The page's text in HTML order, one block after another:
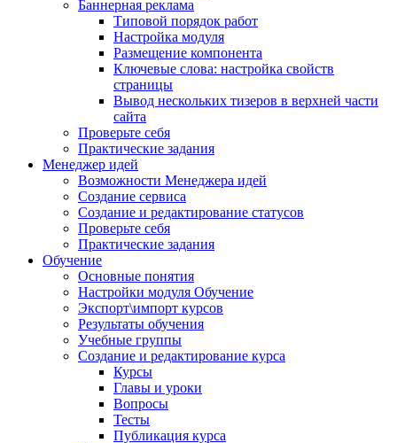
Баннерная реклама
Типовой порядок работ
Настройка модуля
Размещение компонента
Ключевые слова: настройка свойств
страницы
Вывод нескольких тизеров в верхней части
сайта
Проверьте себя
Практические задания
Менеджер идей
Возможности Менеджера идей
Создание сервиса
Создание и редактирование статусов
Проверьте себя
Практические задания
Обучение
Основные понятия
Настройки модуля Обучение
Экспорт\импорт курсов
Результаты обучения
Учебные группы
Создание и редактирование курса
Курсы
Главы и уроки
Вопросы
Тесты
Публикация курса